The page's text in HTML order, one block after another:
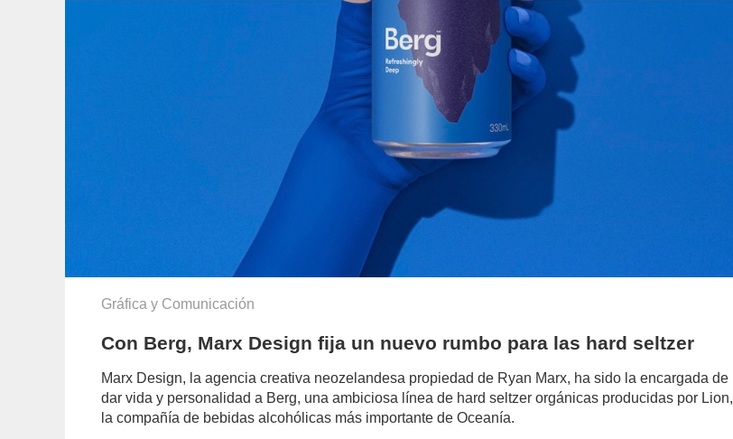
Gráfica y Comunicación
Con Berg, Marx Design fija un nuevo rumbo para las hard seltzer
Marx Design, la agencia creativa neozelandesa propiedad de Ryan Marx, ha sido la encargada de
dar vida y personalidad a Berg, una ambiciosa línea de hard seltzer orgánicas producidas por Lion,
la compañía de bebidas alcohólicas más importante de Oceanía.